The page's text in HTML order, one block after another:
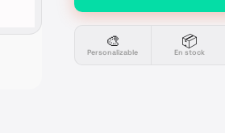
🎨
Personalizable
📦
En stock